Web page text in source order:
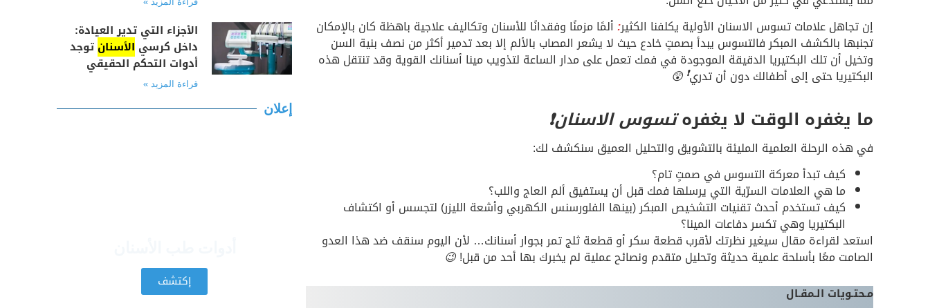
إن تجاهل علامات تسوس الاسنان الأولية يكلفنا الكثير:ألمًا مزمنًا وفقدانًا للأسنان وتكاليف علاجية باهظة كان بالإمكان
تجنبها بالكشف المبكر فالتسوس يبدأ بصمتٍ خادع حيث لا يشعر المصاب بالألم إلا بعد تدمير أكثر من نصف بنية السن
وتخيل أن تلك البكتيريا الدقيقة الموجودة في فمك تعمل على مدار الساعة لتذويب مينا أسنانك القوية وقد تنتقل هذه
البكتيريا حتى إلى أطفالك دون أن تدري❗
😲
ما يغفره الوقت لا يغفرهتسوس الاسنان❗
في هذه الرحلة العلمية المليئة بالتشويق والتحليل العميق سنكشف لك:
كيف تبدأ معركة التسوس في صمتٍ تام؟
ما هي العلامات السرّية التي يرسلها فمك قبل أن يستفيق ألم العاج واللب؟
كيف تستخدم أحدث تقنيات التشخيص المبكر (بينها الفلورسنس الكهربي وأشعة الليزر) لتجسس أو اكتشاف
البكتيريا وهي تكسر دفاعات المينا؟
استعد لقراءة مقال سيغير نظرتك لأقرب قطعة سكر أو قطعة ثلج تمر بجوار أسنانك… لأن اليوم سنقف ضد هذا العدو
الصامت معًا بأسلحة علمية حديثة وتحليل متقدم ونصائح عملية لم يخبرك بها أحد من قبل!😉
مـحتـويات الـمقـال
الأجزاء التي تدير العيادة:
داخل كرسي الأسنان توجد
أدوات التحكم الحقيقي
قراءة المزيد »
إعلان
إكتشف